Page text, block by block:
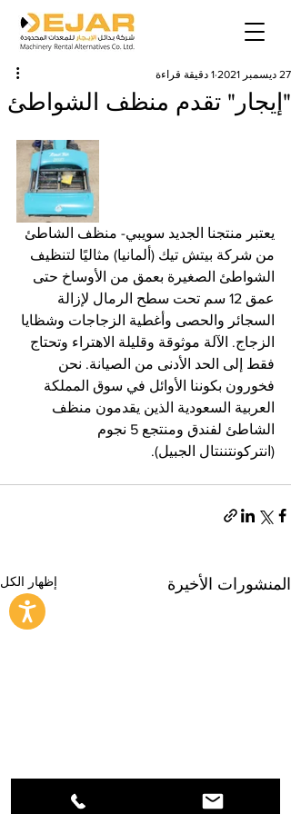
"إيجار" تقدم منظف الشواطئ
27 ديسمبر 2021 1 دقيقة قراءة
يعتبر منتجنا الجديد سويبي- منظف الشاطئ
من شركة بيتش تيك (ألمانيا) مثاليًا لتنظيف
الشواطئ الصغيرة بعمق من الأوساخ حتى
عمق 12 سم تحت سطح الرمال لإزالة
السجائر والحصى وأغطية الزجاجات وشظايا
الزجاج. الآلة موثوقة وقليلة الاهتراء وتحتاج
فقط إلى الحد الأدنى من الصيانة. نحن
فخورون بكوننا الأوائل في سوق المملكة
العربية السعودية الذين يقدمون منظف
الشاطئ لفندق ومنتجع 5 نجوم
(انتركونتننتال الجبيل).
المنشورات الأخيرة إظهار الكل